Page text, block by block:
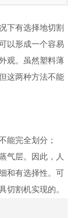
下有选择地切割
以形成一个容易
观。虽然塑料薄
这两种方法不能
能完全划分；
气层。因此，人
和有选择性。可
切割机实现的。